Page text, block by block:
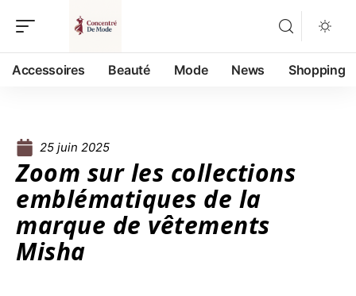
Accessoires Beauté Mode News Shopping
25 juin 2025
Zoom sur les collections
emblématiques de la
marque de vêtements
Misha